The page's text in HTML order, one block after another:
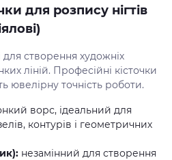
для розпису нігтів
для створення художніх
ліній. Професійні кісточки
ювелірну точність роботи.
ворс, ідеальний для
контурів і геометричних
незамінний для створення